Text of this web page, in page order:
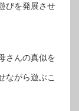
びを発展させ
さんの真似を
ながら遊ぶこ